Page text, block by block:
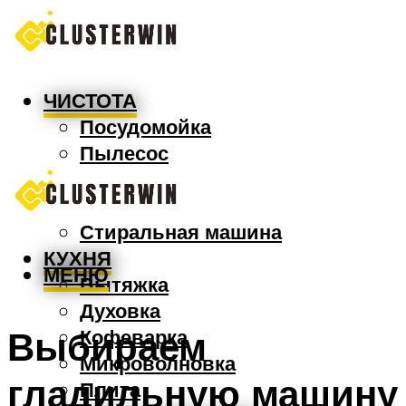
ЧИСТОТА
Посудомойка
Пылесос
Утюг
Швабра
Стиральная машина
КУХНЯ
Вытяжка
Духовка
Кофеварка
Микроволновка
Плита
МЕНЮ
Выбираем
гладильную машину